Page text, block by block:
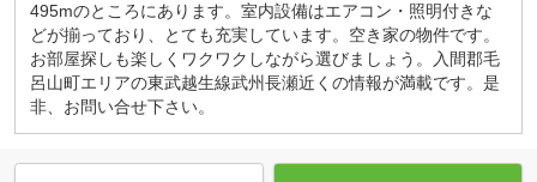
495mのところにあります。室内設備はエアコン・照明付きな
どが揃っており、とても充実しています。空き家の物件です。
お部屋探しも楽しくワクワクしながら選びましょう。入間郡毛
呂山町エリアの東武越生線武州長瀬近くの情報が満載です。是
非、お問い合せ下さい。